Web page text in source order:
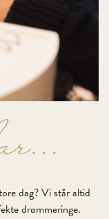
dag? Vi står altid
drømmeringe.